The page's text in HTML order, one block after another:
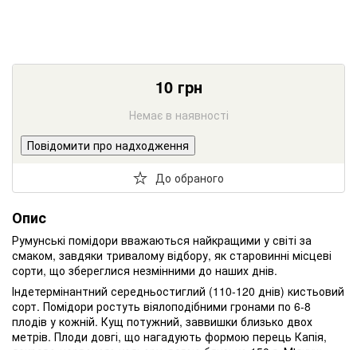
10грн
Немає в наявності
Повідомити про надходження
До обраного
Опис
Румунські помідори вважаються найкращими у світі за
смаком, завдяки тривалому відбору, як старовинні місцеві
сорти, що збереглися незмінними до наших днів.
Індетермінантний середньостиглий (110-120 днів) кистьовий
сорт. Помідори ростуть віялоподібними гронами по 6-8
плодів у кожній. Кущ потужний, заввишки близько двох
метрів. Плоди довгі, що нагадують формою перець Капія,